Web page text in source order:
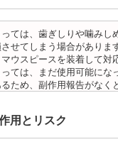
ることも役立ちます。
虫歯が悪化した場合は、矯
る、もしくは、矯正中に
行う必要が生じることがあ
、矯正中には虫歯や歯周病
ため矯正前にこれらの治
な歯科医院で、事前に虫
必要があることもあります。
場合は麻酔注射を行います
拍数、血圧を上げる作用
臓や血圧に問題がある方
血圧上昇を起こす場合があ
でもわからなかったり、
ないため、口腔内を傷つ
によって悪心、嘔吐、ア
置を装着したあとに、皮膚
症状が起きた場合は、速
いでください。
い箇所に十分なスペース
要とする場合もあります
こともありますので、歯
ます。手術した時に感染
合があります。この場合
する場合もあります。また
喉科にて治療が必要な場
ントは、入れ歯の治療とは
要があります。手術によ
合もあります。免疫力や
っては、歯ぎしりや噛みし
せてしまう場合がありま
ウスピースを装着して対
っては、まだ使用可能にな
ため、副作用報告がなく
自体が割れてしまうので
ポーセレンというセラミ
用とリスク